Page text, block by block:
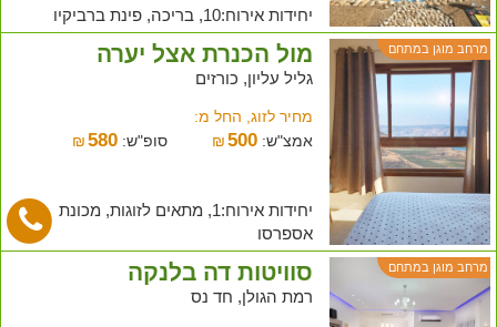
יחידות אירוח:10, בריכה, פינת ברביקיו
מרחב מוגן במתחם מול הכנרת אצל יערה
גליל עליון, כורזים
מחיר לזוג, החל מ:
אמצ"ש:
₪500 סופ"ש: ₪ 580
יחידות אירוח:1, מתאים לזוגות, מכונת
אספרסו
מרחב מוגן במתחם סוויטות דה בלנקה
רמת הגולן, חד נס